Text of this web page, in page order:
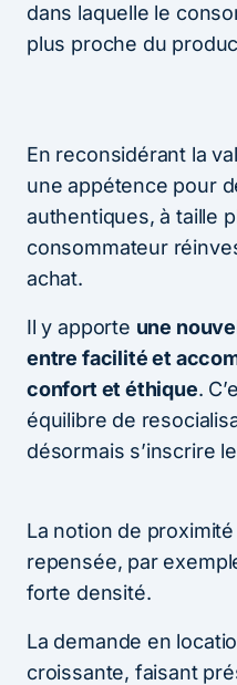
dans laquelle le
plus proche du
En reconsidérant la
une appétence pour
authentiques, à taille
consommateur
achat.
Il y apporte une
entre facilité et
confort et éthique.
équilibre de
désormais s’inscrire
La notion de
repensée, par
forte densité.
La demande en
croissante, faisant